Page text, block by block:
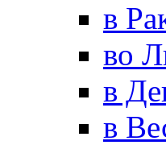
в
во
в
в